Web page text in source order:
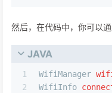
然后，在代码中，你可以
JAVA
1
2
WifiManager
WifiInfo